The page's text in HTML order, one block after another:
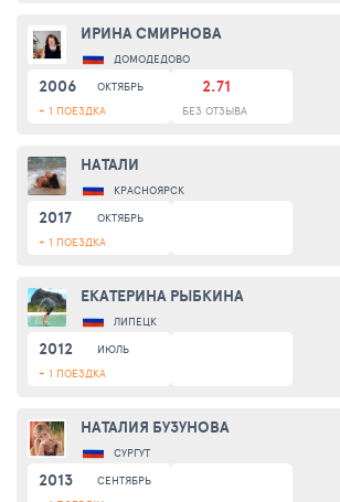
ИРИНА СМИРНОВА
ДОМОДЕДОВО
2006
ОКТЯБРЬ
+ 1 ПОЕЗДКА
2.71
БЕЗ ОТЗЫВА
НАТАЛИ
КРАСНОЯРСК
2017
ОКТЯБРЬ
+ 1 ПОЕЗДКА
ЕКАТЕРИНА РЫБКИНА
ЛИПЕЦК
2012
ИЮЛЬ
+ 1 ПОЕЗДКА
НАТАЛИЯ БУЗУНОВА
СУРГУТ
2013
СЕНТЯБРЬ